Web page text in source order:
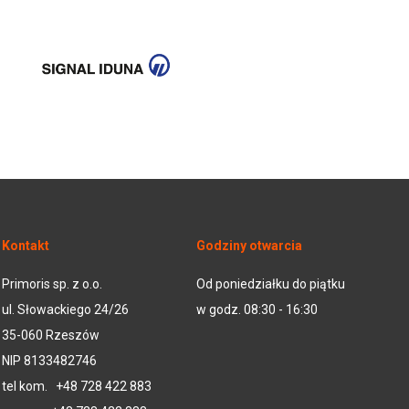
Kontakt
Primoris sp. z o.o.
ul. Słowackiego 24/26
35-060 Rzeszów
NIP 8133482746
tel kom. +48 728 422 883
Godziny otwarcia
Od poniedziałku do piątku
w godz. 08:30 - 16:30